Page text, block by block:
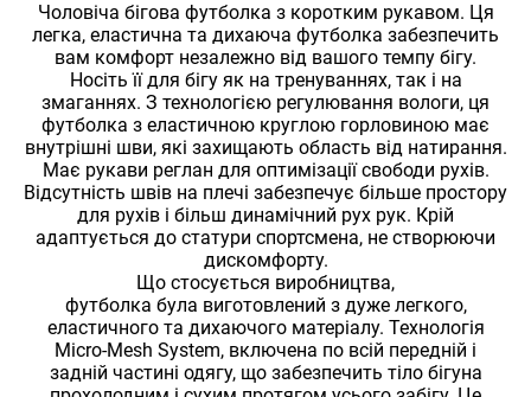
Чоловіча бігова футболка з коротким рукавом. Ця
легка, еластична та дихаюча футболка забезпечить
вам комфорт незалежно від вашого темпу бігу.
Носіть її для бігу як на тренуваннях, так і на
змаганнях. З технологією регулювання вологи, ця
футболка з еластичною круглою горловиною має
внутрішні шви, які захищають область від натирання.
Має рукави реглан для оптимізації свободи рухів.
Відсутність швів на плечі забезпечує більше простору
для рухів і більш динамічний рух рук. Крій
адаптується до статури спортсмена, не створюючи
дискомфорту.
Що стосується виробництва,
футболка була виготовлений з дуже легкого,
еластичного та дихаючого матеріалу. Технологія
Micro-Mesh System, включена по всій передній і
задній частині одягу, що забезпечить тіло бігуна